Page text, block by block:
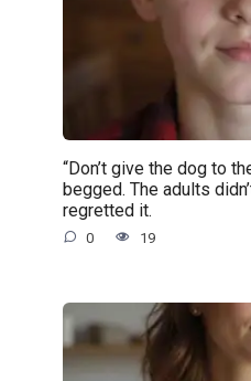
“Don’t give the dog to
begged. The adults
regretted it.
0 19